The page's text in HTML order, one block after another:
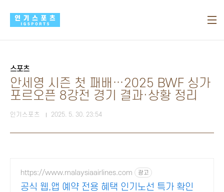
스포츠
안세영 시즌 첫 패배…2025 BWF 싱가
포르오픈 8강전 경기 결과·상황 정리
인기스포츠 2025. 5. 30. 23:54
https://www.malaysiaairlines.com 광고
공식 웹,앱 예약 전용 혜택 인기노선 특가 확인